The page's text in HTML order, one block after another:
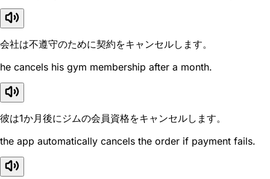
会社は不遵守のために契約をキャンセルします。
he cancels his gym membership after a month.
彼は1か月後にジムの会員資格をキャンセルします。
the app automatically cancels the order if payment fails.